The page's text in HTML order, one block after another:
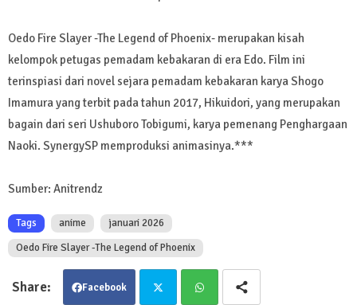
Oedo Fire Slayer -The Legend of Phoenix- merupakan kisah
kelompok petugas pemadam kebakaran di era Edo. Film ini
terinspiasi dari novel sejara pemadam kebakaran karya Shogo
Imamura yang terbit pada tahun 2017, Hikuidori, yang merupakan
bagain dari seri Ushuboro Tobigumi, karya pemenang Penghargaan
Naoki. SynergySP memproduksi animasinya.***
Sumber: Anitrendz
Tags anime
januari 2026
Oedo Fire Slayer -The Legend of Phoenix
Facebook